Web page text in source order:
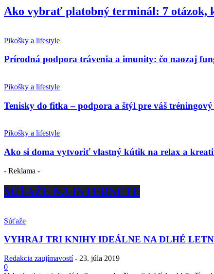
Ako vybrať platobný terminál: 7 otázok,
Pikošky a lifestyle
Prírodná podpora trávenia a imunity: čo naozaj
Pikošky a lifestyle
Tenisky do fitka – podpora a štýl pre váš tréningový
Pikošky a lifestyle
Ako si doma vytvoriť vlastný kútik na relax a
- Reklama -
SÚŤAŽE NA INTERNETE
Súťaže
VYHRAJ TRI KNIHY IDEÁLNE NA DLHÉ
Redakcia zaujímavostí - 23. júla 2019
0